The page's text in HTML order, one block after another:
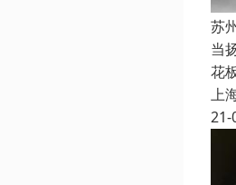
苏
当
花
上
21-